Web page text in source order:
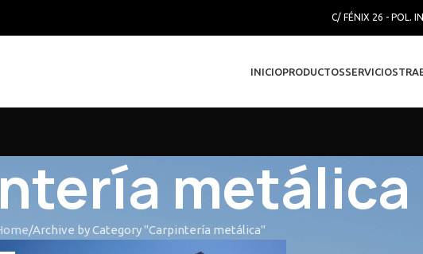
C/ FÉNIX 26 - POL.
INICIOPRODUCTOSSERVICIOS
metálica
Archive by Category "Carpintería metálica"